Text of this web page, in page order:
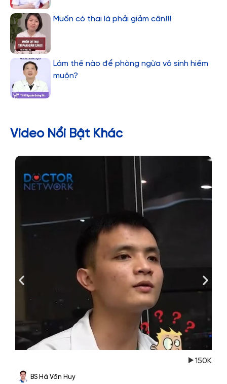
Muốn có thai là phải giảm cân!!!
Làm thế nào để phòng ngừa vô sinh hiếm
muộn?
Video Nổi Bật Khác
150K
BS Hà Văn Huy